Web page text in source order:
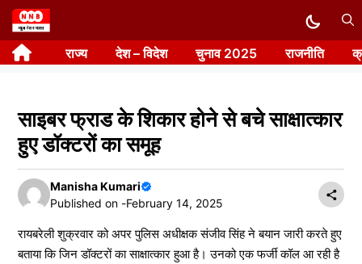
Skip
to
content राज्य देश – विदेश चुनाव 2025 राजनीति
साइबर फ्राड के शिकार होने से बचे साक्षात्कार
हुए डॉक्टरों का समूह
Manisha Kumari
Published on -February 14, 2025
रायबरेली शुक्रवार को अपर पुलिस अधीक्षक संजीव सिंह ने बयान जारी करते हुए
बताया कि जिन डॉक्टरों का साक्षात्कार हुआ है। उनको एक फर्जी कॉल आ रही है